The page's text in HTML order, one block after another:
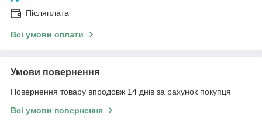
Післяплата
Всі умови оплати
Умови повернення
Повернення товару впродовж 14 днів за рахунок покупця
Всі умови повернення